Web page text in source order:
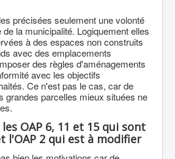
précisées seulement une volonté
la municipalité. Logiquement elles
à des espaces non construits
avec des emplacements
des règles d'aménagements
avec les objectifs
Ce n'est pas le cas, car de
grandes parcelles mieux situées ne
OAP 6, 11 et 15 qui sont
l'OAP 2 qui est à modifier